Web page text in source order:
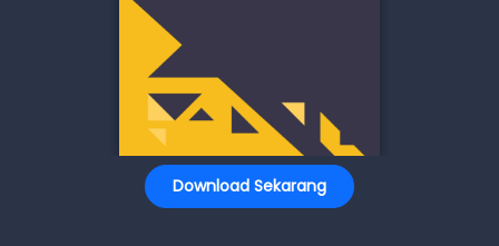
Download Sekarang